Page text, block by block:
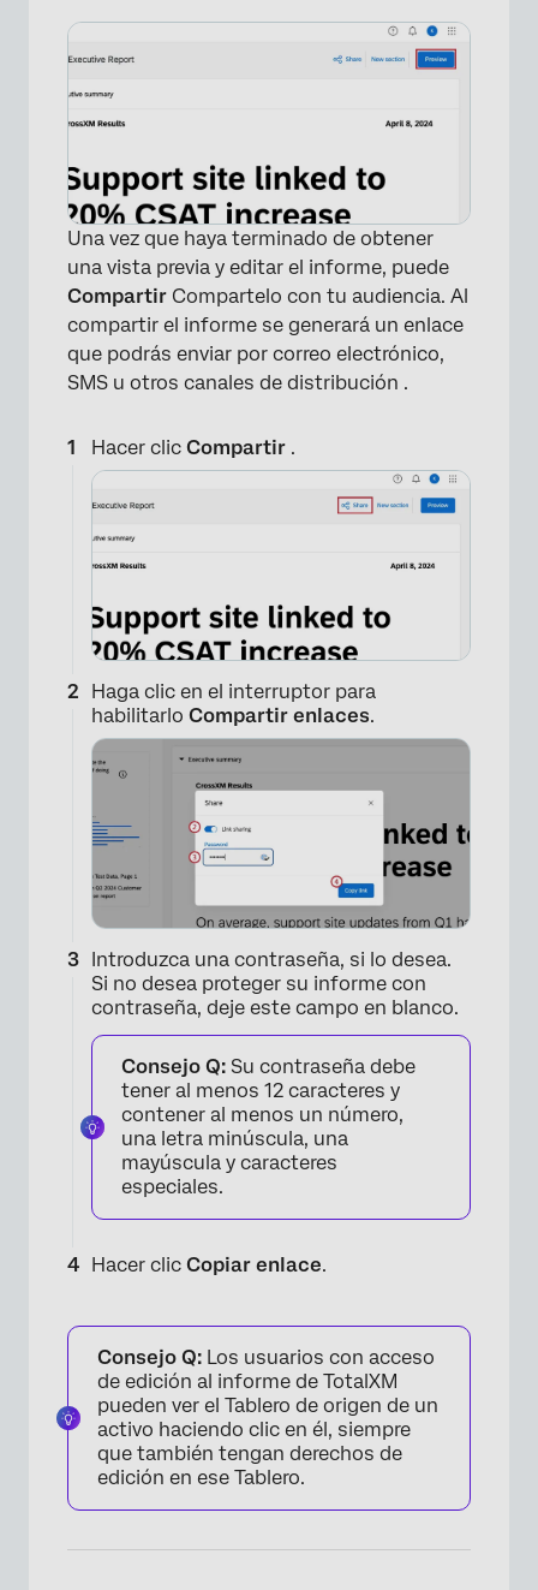
Una vez que haya terminado de obtener
una vista previa y editar el informe, puede
Compartir Compartelo con tu audiencia. Al
compartir el informe se generará un enlace
que podrás enviar por correo electrónico,
SMS u otros canales de distribución .
Hacer clic Compartir .
×
Haga clic en el interruptor para
habilitarlo Compartir enlaces.
Introduzca una contraseña, si lo desea.
Si no desea proteger su informe con
contraseña, deje este campo en blanco.
Consejo Q: Su contraseña debe
tener al menos 12 caracteres y
contener al menos un número,
una letra minúscula, una
mayúscula y caracteres
especiales.
Hacer clic Copiar enlace.
Consejo Q: Los usuarios con acceso
de edición al informe de TotalXM
pueden ver el Tablero de origen de un
activo haciendo clic en él, siempre
que también tengan derechos de
edición en ese Tablero.